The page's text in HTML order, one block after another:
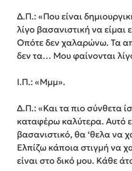
Δ.Π.: «Που είναι
λίγο βασανιστική να είμαι
Οπότε δεν χαλαρώνω. Τα
δεν τα… Μου φαίνονται
Ι.Π.: «Μμμ».
Δ.Π.: «Και τα πιο σύνθετα
καταφέρω καλύτερα. Αυτό
βασανιστικό, θα ‘θελα να
Ελπίζω κάποια στιγμή να
είναι στο δικό μου. Κάθε